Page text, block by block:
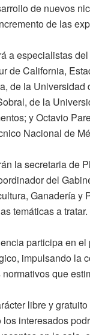
de nuevos
de las
a especialistas
de California,
de la
de la
y Octavio
Nacional de
la secretaria de
del
Ganadería y
temáticas a tratar.
participa en
impulsando la
que
libre y
interesados